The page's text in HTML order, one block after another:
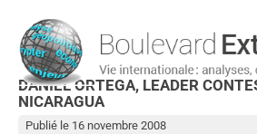
DANIEL ORTEGA, LEADER
NICARAGUA
Publié le 16 novembre 2008